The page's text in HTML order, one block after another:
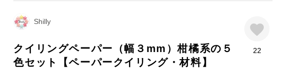
Shilly
クイリングペーパー（幅３mm）柑橘系の５
色セット【ペーパークイリング・材料】
22